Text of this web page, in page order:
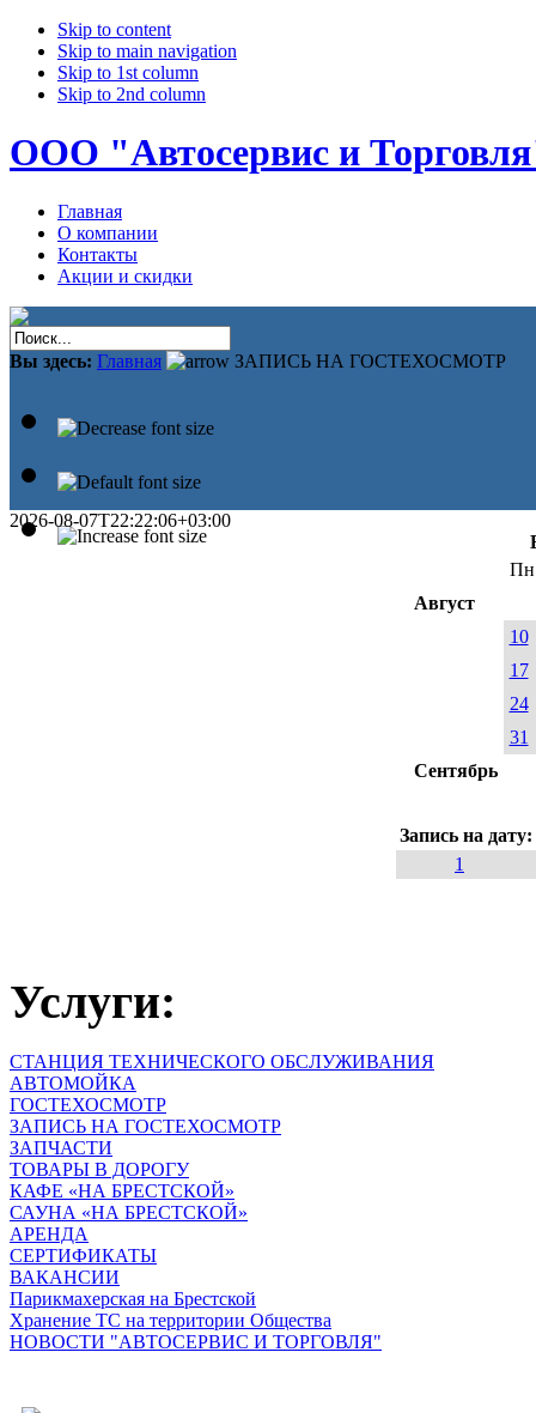
Skip to content
Skip to main navigation
Skip to 1st column
Skip to 2nd column
ООО "Автосервис и
Главная
О компании
Контакты
Акции и скидки
Вы здесь: Главная ЗАПИСЬ НА ГОСТЕХОСМОТР
2026-08-07T22:22:06+03:00
Пн
Август
10
17
24
31
Сентябрь
Запись на
1
Услуги:
СТАНЦИЯ ТЕХНИЧЕСКОГО ОБСЛУЖИВАНИЯ
АВТОМОЙКА
ГОСТЕХОСМОТР
ЗАПИСЬ НА ГОСТЕХОСМОТР
ЗАПЧАСТИ
ТОВАРЫ В ДОРОГУ
КАФЕ «НА БРЕСТСКОЙ»
САУНА «НА БРЕСТСКОЙ»
АРЕНДА
СЕРТИФИКАТЫ
ВАКАНСИИ
Парикмахерская на Брестской
Хранение ТС на территории Общества
НОВОСТИ "АВТОСЕРВИС И ТОРГОВЛЯ"